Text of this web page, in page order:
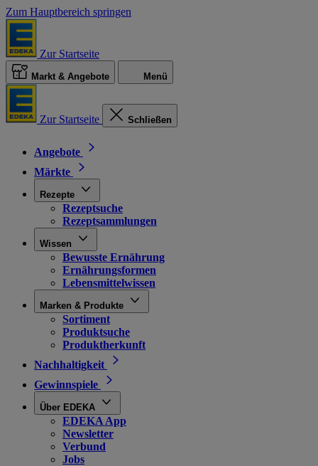
Zum Hauptbereich springen
Zur Startseite
Markt & Angebote Menü
Zur Startseite Schließen
Angebote
Märkte
Rezepte
Rezeptsuche
Rezeptsammlungen
Wissen
Bewusste Ernährung
Ernährungsformen
Lebensmittelwissen
Marken & Produkte
Sortiment
Produktsuche
Produktherkunft
Nachhaltigkeit
Gewinnspiele
Über EDEKA
EDEKA App
Newsletter
Verbund
Jobs